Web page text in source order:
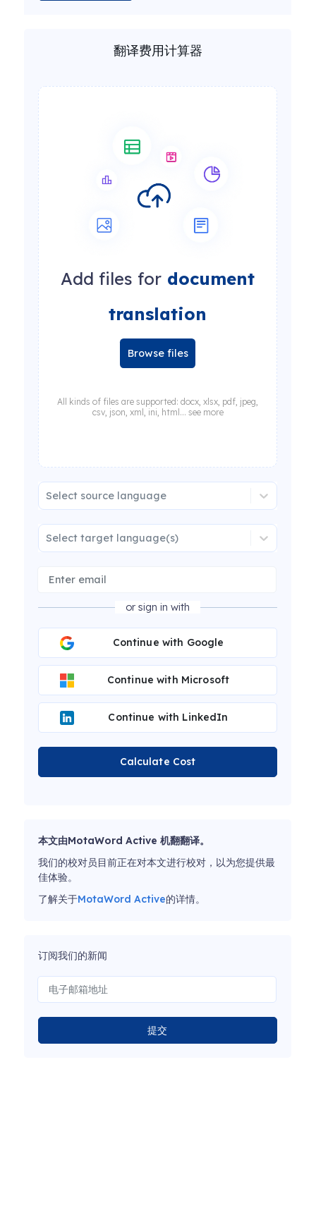
翻译费用计算器
Add files for document
translation
Browse files
All kinds of files are supported: docx, xlsx, pdf, jpeg,
csv, json, xml, ini, html... see more
Select source language
Select target language(s)
or sign in with
Continue with Google
Continue with Microsoft
Continue with LinkedIn
Calculate Cost
本文由MotaWord Active 机翻翻译。
我们的校对员目前正在对本文进行校对，以为您提供最
佳体验。
了解关于MotaWord Active的详情。
订阅我们的新闻
提交